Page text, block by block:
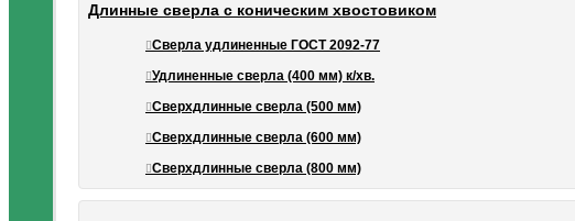
Длинные сверла с коническим хвостовиком
Сверла удлиненные ГОСТ 2092-77
Удлиненные сверла (400 мм) к/хв.
Сверхдлинные сверла (500 мм)
Сверхдлинные сверла (600 мм)
Сверхдлинные сверла (800 мм)